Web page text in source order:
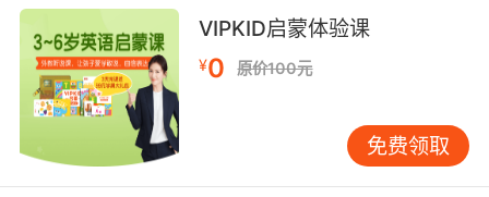
只是在闹着玩儿 在树林里开怀大笑
9. It is amazing. It's so good it makes me
giggle.
超好吃 我都吃得傻笑起来了
VIPKID启蒙体验课
¥0 原价100元
免费领取